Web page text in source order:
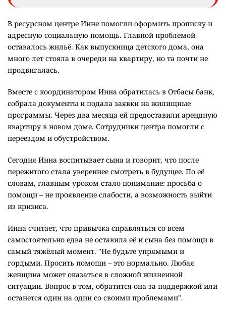
В ресурсном центре Инне помогли оформить прописку и
адресную социальную помощь. Главной проблемой
оставалось жильё. Как выпускница детского дома, она
много лет стояла в очереди на квартиру, но та почти не
продвигалась.
Вместе с координатором Инна обратилась в Отбасы банк,
собрала документы и подала заявки на жилищные
программы. Через два месяца ей предоставили арендную
квартиру в новом доме. Сотрудники центра помогли с
переездом и обустройством.
Сегодня Инна воспитывает сына и говорит, что после
пережитого стала увереннее смотреть в будущее. По её
словам, главным уроком стало понимание: просьба о
помощи – не проявление слабости, а возможность выйти
из кризиса.
Инна считает, что привычка справляться со всем
самостоятельно едва не оставила её и сына без помощи в
самый тяжёлый момент. "Не будьте упрямыми и
гордыми. Просить помощи – это нормально. Любая
женщина может оказаться в сложной жизненной
ситуации. Вопрос в том, обратится она за поддержкой или
останется один на один со своими проблемами".